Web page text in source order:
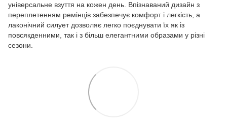
універсальне взуття на кожен день. Впізнаваний дизайн з
переплетенням ремінців забезпечує комфорт і легкість, а
лаконічний силует дозволяє легко поєднувати їх як із
повсякденними, так і з більш елегантними образами у різні
сезони.